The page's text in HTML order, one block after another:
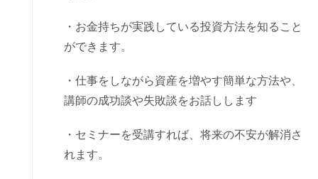
・お金持ちが実践している投資方法を知ること
ができます。
・仕事をしながら資産を増やす簡単な方法や、
講師の成功談や失敗談をお話しします
・セミナーを受講すれば、将来の不安が解消さ
れます。